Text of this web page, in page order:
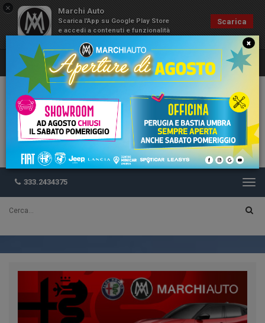
× Marchi Auto
Scarica l'App su Google Play Store
e accedi a contenuti e funzionalità
Scarica
333.2434375
×